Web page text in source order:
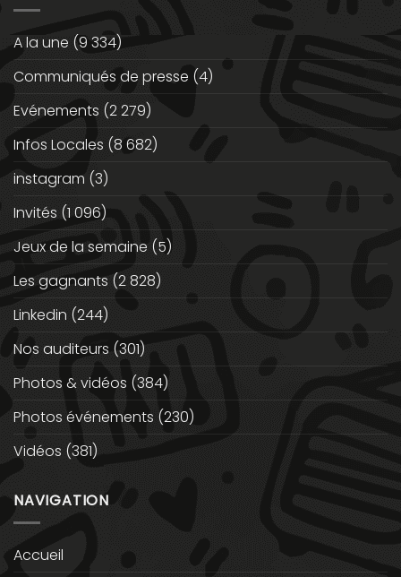
A la une (9 334)
Communiqués de presse (4)
Evénements (2 279)
Infos Locales (8 682)
instagram (3)
Invités (1 096)
Jeux de la semaine (5)
Les gagnants (2 828)
Linkedin (244)
Nos auditeurs (301)
Photos & vidéos (384)
Photos événements (230)
Vidéos (381)
NAVIGATION
Accueil